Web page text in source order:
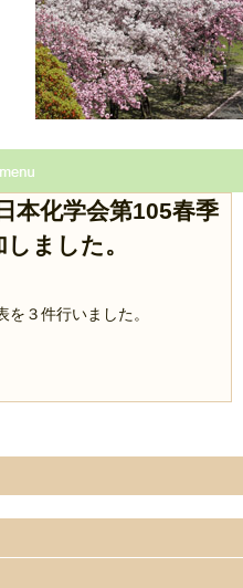
本化学会第105春季
ました。
３件行いました。